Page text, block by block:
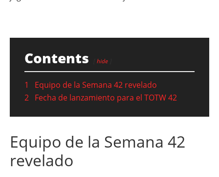
Contents hide
1
Equipo de la Semana 42 revelado
2 Fecha de lanzamiento para el TOTW 42
Equipo de la Semana 42
revelado